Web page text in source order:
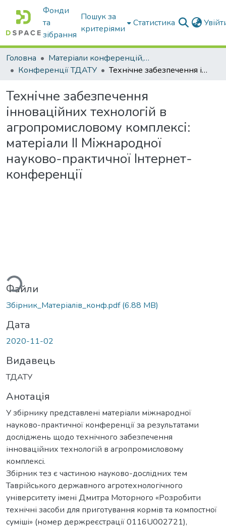
Фонди
та
зібрання
Пошук за
критеріями
Статистика
Головна
Матеріали конференцій, збірники ТДАТУ
Конференції ТДАТУ
Технічне забезпечення інноваційних технологій в агропромисловому комплексі: матеріали ІІ Міжнародної науково-практичної Інтернет-конференції
Технічне забезпечення
інноваційних технологій в
агропромисловому комплексі:
матеріали ІІ Міжнародної
науково-практичної Інтернет-
конференції
Файли
Збірник_Матеріалів_конф.pdf(6.88 MB)
Дата
2020-11-02
Видавець
ТДАТУ
Анотація
У збірнику представлені матеріали міжнародної
науково-практичної конференції за результатами
досліджень щодо технічного забезпечення
інноваційних технологій в агропромисловому
комплексі.
Збірник тез є частиною науково-дослідних тем
Таврійського державного агротехнологічного
університету імені Дмитра Моторного «Розробити
технічні засоби для приготування кормів та компостної
суміші» (номер держреєстрації 0116U002721),